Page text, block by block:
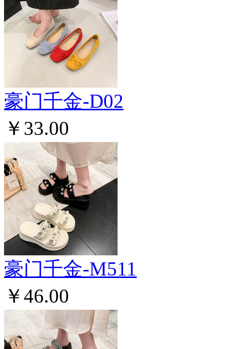
豪门千金-D02
￥33.00
豪门千金-M511
￥46.00